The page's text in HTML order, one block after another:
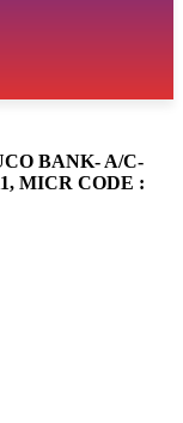
BANK- A/C-
MICR CODE :